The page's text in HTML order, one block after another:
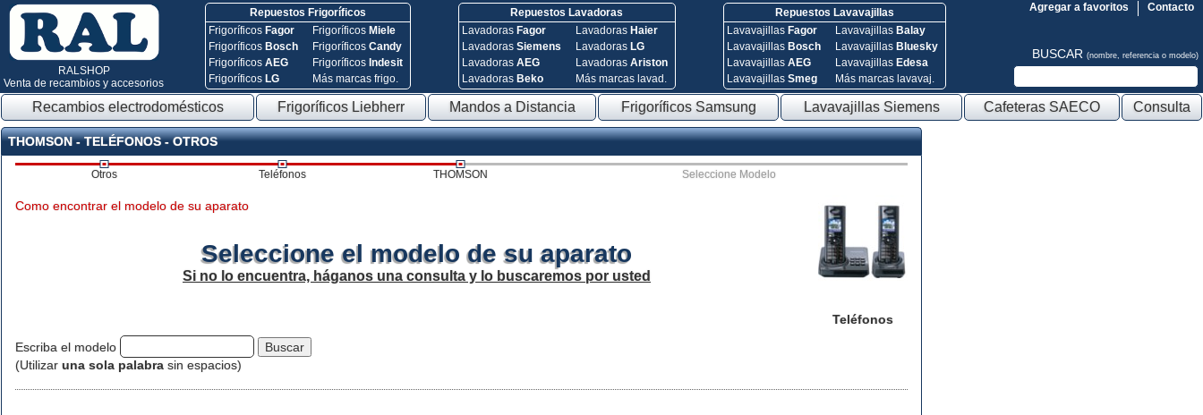
RALSHOP
Venta de recambios y accesorios
Repuestos Frigoríficos
Frigoríficos Fagor
Frigoríficos Bosch
FrigoríficosAEG
Frigoríficos LG
Frigoríficos Miele
FrigoríficosCandy
Frigoríficos Indesit
Más marcas frigo.
Repuestos Lavadoras
Lavadoras Fagor
Lavadoras Siemens
Lavadoras AEG
Lavadoras Beko
Lavadoras Haier
Lavadoras LG
Lavadoras Ariston
Más marcas lavad.
Repuestos Lavavajillas
Lavavajillas Fagor
Lavavajillas Bosch
Lavavajillas AEG
Lavavajillas Smeg
Lavavajillas Balay
Lavavajillas Bluesky
Lavavajillas Edesa
Más marcas lavavaj.
Contacto
Agregar a favoritos
BUSCAR (nombre, referencia o modelo)
Recambios electrodomésticos Frigoríficos Liebherr Mandos a Distancia Frigoríficos Samsung Lavavajillas Siemens Cafeteras SAECO Consulta
THOMSON - TELÉFONOS - OTROS
Otros Teléfonos THOMSON Seleccione Modelo
Teléfonos
Como encontrar el modelo de su aparato
Seleccione el modelo de su aparato
Si no lo encuentra, háganos una consulta y lo buscaremos por usted
Escriba el modelo
(Utilizar una sola palabra sin espacios)